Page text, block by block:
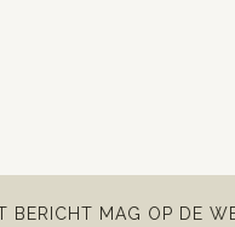
BERICHT MAG OP DE